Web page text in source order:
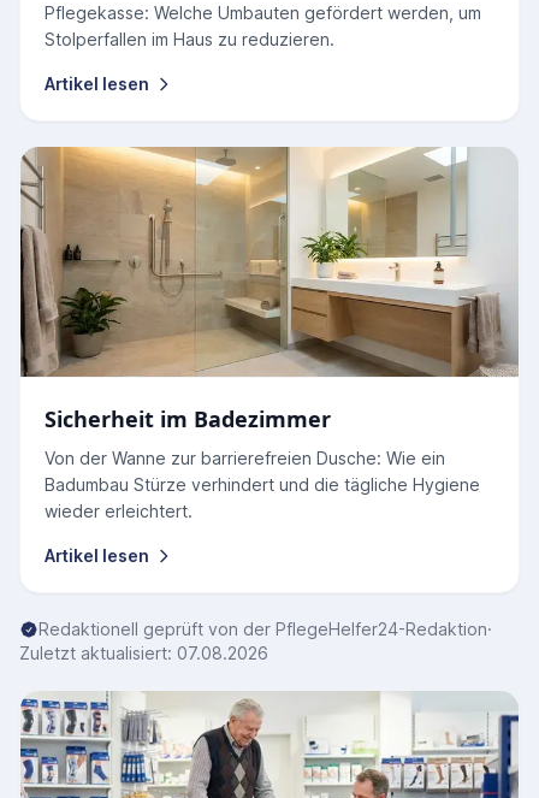
Pflegekasse: Welche Umbauten gefördert werden, um
Stolperfallen im Haus zu reduzieren.
Artikel lesen
Sicherheit im Badezimmer
Von der Wanne zur barrierefreien Dusche: Wie ein
Badumbau Stürze verhindert und die tägliche Hygiene
wieder erleichtert.
Artikel lesen
Redaktionell geprüft von der PflegeHelfer24-Redaktion·
Zuletzt aktualisiert: 07.08.2026